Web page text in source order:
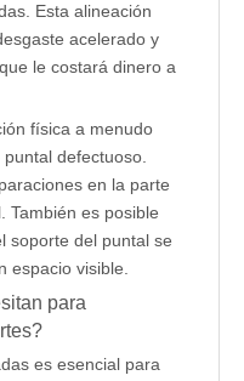
Esta alineación
acelerado y
le costará dinero a
física a menudo
defectuoso.
en la parte
También es posible
soporte del puntal se
espacio visible.
para
es esencial para